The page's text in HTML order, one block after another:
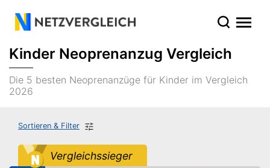
Kinder Neoprenanzug Vergleich
Die 5 besten Neoprenanzüge für Kinder im Vergleich
2026
Sortieren & Filter
Vergleichssieger